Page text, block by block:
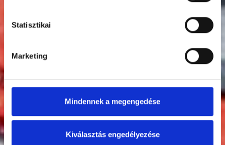
Statisztikai
Marketing
Mindennek a megengedése
Kiválasztás engedélyezése